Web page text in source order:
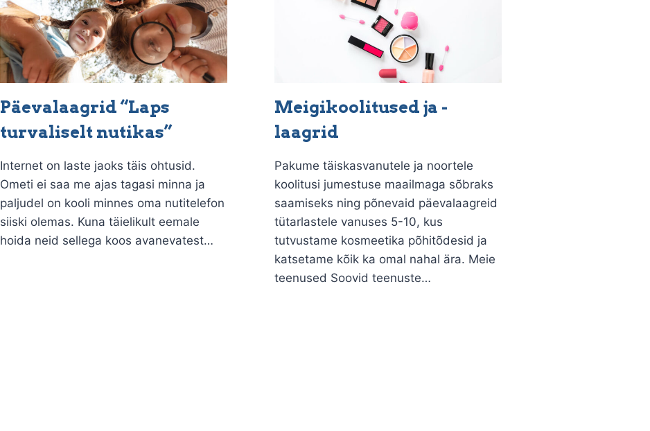
Päevalaagrid “Laps
turvaliselt nutikas”
Internet on laste jaoks täis ohtusid.
Ometi ei saa me ajas tagasi minna ja
paljudel on kooli minnes oma nutitelefon
siiski olemas. Kuna täielikult eemale
hoida neid sellega koos avanevatest…
Meigikoolitused ja -
laagrid
Pakume täiskasvanutele ja noortele
koolitusi jumestuse maailmaga sõbraks
saamiseks ning põnevaid päevalaagreid
tütarlastele vanuses 5-10, kus
tutvustame kosmeetika põhitõdesid ja
katsetame kõik ka omal nahal ära. Meie
teenused Soovid teenuste…